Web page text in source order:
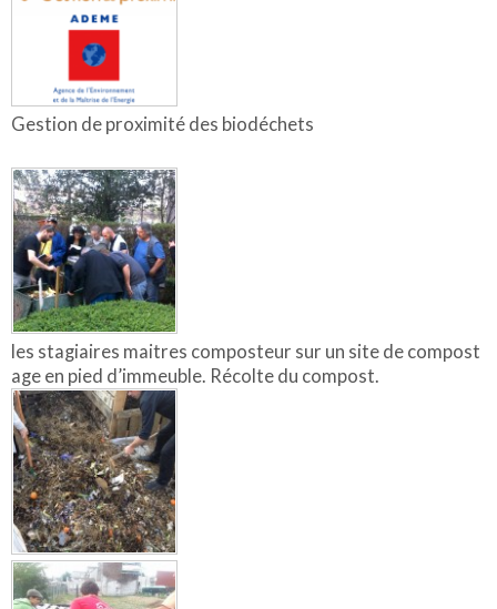
Gestion de proximité des biodéchets
les stagiaires maitres composteur sur un site de compost
age en pied d’immeuble. Récolte du compost.